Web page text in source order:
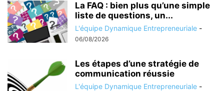
La FAQ : bien plus qu’une simple
liste de questions, un...
L'équipe Dynamique Entrepreneuriale -
06/08/2026
Les étapes d’une stratégie de
communication réussie
L'équipe Dynamique Entrepreneuriale -